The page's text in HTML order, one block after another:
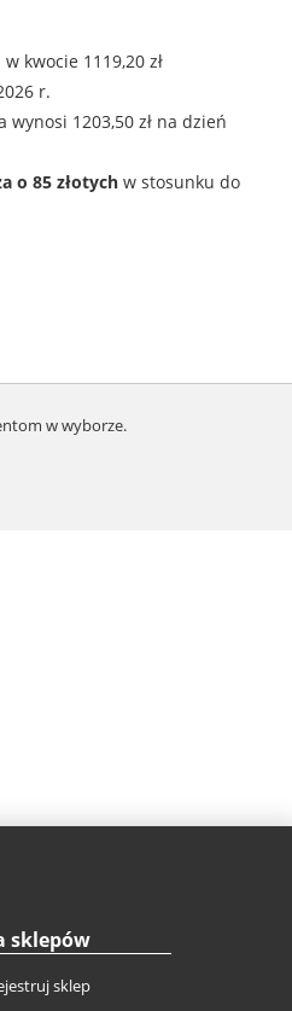
kwocie 1119,20 zł
r.
1203,50 zł na dzień
o 85 złotych w stosunku do
w wyborze.
sklepów
sklep